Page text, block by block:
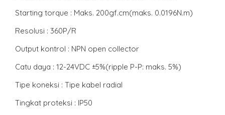
Starting torque : Maks. 200gf.cm(maks. 0.0196N.m)
Resolusi : 360P/R
Output kontrol : NPN open collector
Catu daya : 12-24VDC ±5%(ripple P-P: maks. 5%)
Tipe koneksi : Tipe kabel radial
Tingkat proteksi : IP50